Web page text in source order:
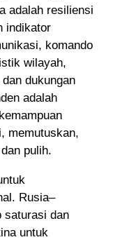
adalah resiliensi
indikator
komando
wilayah,
dukungan
adalah
memutuskan,
pulih.
Rusia–
saturasi dan
untuk